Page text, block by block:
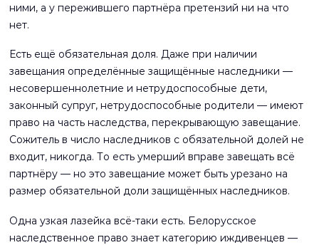
ними, а у пережившего партнёра претензий ни на что
нет.
Есть ещё обязательная доля. Даже при наличии
завещания определённые защищённые наследники —
несовершеннолетние и нетрудоспособные дети,
законный супруг, нетрудоспособные родители — имеют
право на часть наследства, перекрывающую завещание.
Сожитель в число наследников с обязательной долей не
входит, никогда. То есть умерший вправе завещать всё
партнёру — но это завещание может быть урезано на
размер обязательной доли защищённых наследников.
Одна узкая лазейка всё-таки есть. Белорусское
наследственное право знает категорию иждивенцев —